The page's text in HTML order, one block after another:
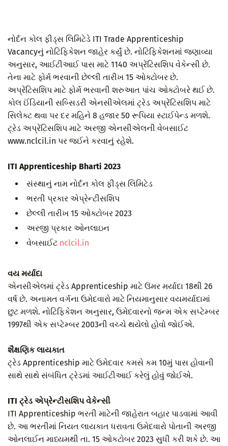
નોર્દન કોલ ફીડ્સ લિમિટેડે ITI Trade Apprenticeship
Vacancyનું નોટિફિકેશન જાહેર કર્યું છે. નોટિફિકેશનમાં જણાવ્યા
અનુસાર, આઈટીઆઈ પાસ માટે 1140 અપ્રેંટિસશિપ વેકેન્સી છે.
તેના માટે ફોર્મ ભરવાની છેલ્લી તારીખ 15 ઓક્ટોબર છે.
અપ્રેંટિસશિપ માટે ફોર્મ ભરવાની શરુઆત પાંચ ઓક્ટોબરે થઈ છે.
કોલ ઈંડિયાની સબ્સિડરી એનસીએલમાં ટ્રેડ અપ્રેંટિસશિપ માટે
સિલેક્ટ થવા પર દર મહિને 8 હજાર 50 રૂપિયા સ્ટાઈપેન્ડ મળશે.
ટ્રે઼ડ અપ્રેંટિસશિપ માટે અરજી એનસીએલની વેબસાઈટ
www.nclcil.in પર જઈને કરવાનું રહેશે.
ITI Apprenticeship Bharti 2023
સંસ્થાનું નામ નોર્દન કોલ ફીડ્સ લિમિટેડ
ભરતી પ્રકાર એપ્રેન્ટીસશિપ
છેલ્લી તારીખ 15 ઓક્ટોબર 2023
અરજી પ્રકાર ઓનલાઇન
વેબસાઈટ nclcil.in
વય મર્યાદા
એનસીએલમાં ટ્રેડ Apprenticeship માટે ઉંમર મર્યાદા 18થી 26
વર્ષ છે. અનામત વર્ગના ઉમેદવારો માટે નિયમાનુસાર વયમર્યાદામાં
છુટ મળશે. નોટિફિકેશન અનુસાર, ઉમેદવારનો જન્મ એક સપ્ટેમ્બર
1997થી એક સપ્ટેમ્બર 2003ની વચ્ચે થયેલો હોવો જોઈએ.
શૈક્ષણિક લાયકાત
ટ્રેડ Apprenticeship માટે ઉમેદવાર કમસે કમ 10મું પાસ હોવાની
સાથે સાથે સંબંધિત ટ્રેડમાં આઈટીઆઈ કરેલું હોવું જોઈએ.
ITI ટ્રેડ એપ્રેન્ટીસશિપ વેકેન્સી
ITI Apprenticeship ભરતી માટેની જાહેરાત બહાર પાડવામાં આવી
છે. આ ભરતીમાં નિયત લાયકાત ધરાવતા ઉમેદવારો પોતાની અરજી
ઓનલાઈન માધ્યમથી તા. 15 ઓકટોબર 2023 સુધી કરી શકે છે. આ